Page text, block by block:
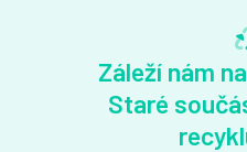
Záleží nám
Staré